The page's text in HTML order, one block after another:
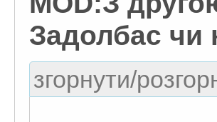
Задолбас чи
згорнути/